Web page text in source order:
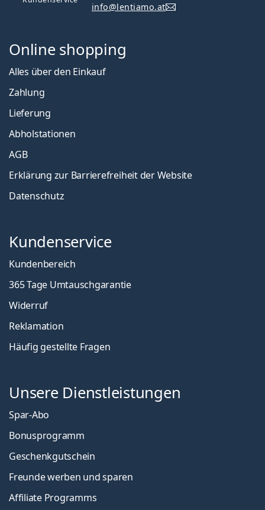
info@lentiamo.at
Online shopping
Alles über den Einkauf
Zahlung
Lieferung
Abholstationen
AGB
Erklärung zur Barrierefreiheit der Website
Datenschutz
Kundenservice
Kundenbereich
365 Tage Umtauschgarantie
Widerruf
Reklamation
Häufig gestellte Fragen
Unsere Dienstleistungen
Spar-Abo
Bonusprogramm
Geschenkgutschein
Freunde werben und sparen
Affiliate Programms